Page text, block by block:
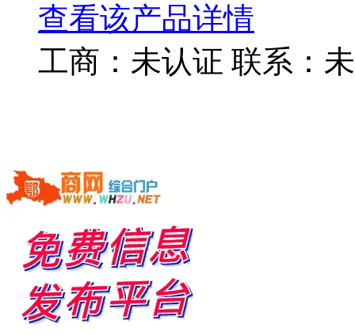
查看该产品详情
工商： 未认证 联系：